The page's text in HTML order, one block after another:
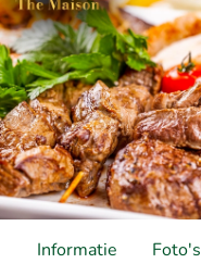
Informatie Foto's